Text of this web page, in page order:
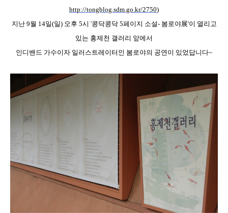
http://tongblog.sdm.go.kr/2750)
지난 9월 14일(일) 오후 5시 '콩닥콩닥 5페이지 소설- 봄로야展'이 열리고
있는 홍제천 갤러리 앞에서
인디밴드 가수이자 일러스트레이터인 봄로야의 공연이 있었답니다~